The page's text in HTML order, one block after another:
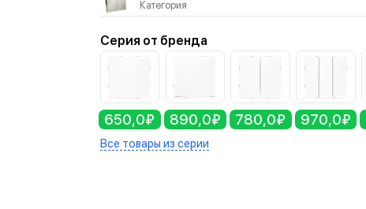
Категория
Серия от бренда
650,0₽ 890,0₽ 780,0₽ 970,0₽
Все товары из серии